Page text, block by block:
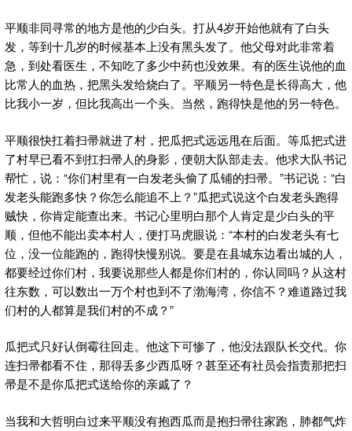
平顺非同寻常的地方是他的少白头。打从4岁开始他就有了白头
发，等到十几岁的时候基本上没有黑头发了。他父母对此非常着
急，到处看医生，不知吃了多少中药也没效果。有的医生说他的血
比常人的血热，把黑头发给烧白了。平顺另一特色是长得高大，他
比我小一岁，但比我高出一个头。当然，跑得快是他的另一特色。
平顺很快扛着扫帚就进了村，把瓜把式远远甩在后面。等瓜把式进
了村早已看不到扛扫帚人的身影，便朝大队部走去。他求大队书记
帮忙，说：“你们村里有一白发老头偷了瓜铺的扫帚。”书记说：“白
发老头能跑多快？你怎么能追不上？”瓜把式说这个白发老头跑得
贼快，你肯定能查出来。书记心里明白那个人肯定是少白头的平
顺，但他不能出卖本村人，便打马虎眼说：“本村的白发老头有七
位，没一位能跑的，跑得快慢别说。要是在县城东边看出城的人，
都要经过你们村，我要说那些人都是你们村的，你认同吗？从这村
往东数，可以数出一万个村也到不了渤海湾，你信不？难道路过我
们村的人都算是我们村的不成？”
瓜把式只好认倒霉往回走。他这下可惨了，他没法跟队长交代。你
连扫帚都看不住，那得丢多少西瓜呀？甚至还有社员会指责那把扫
帚是不是你瓜把式送给你的亲戚了？
当我和大哲明白过来平顺没有抱西瓜而是抱扫帚往家跑，肺都气炸